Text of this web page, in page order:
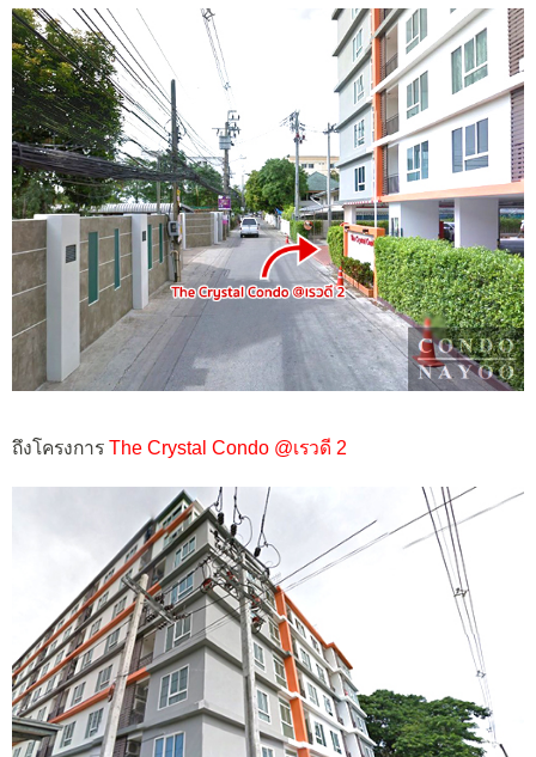
ถึงโครงการ The Crystal Condo @เรวดี 2